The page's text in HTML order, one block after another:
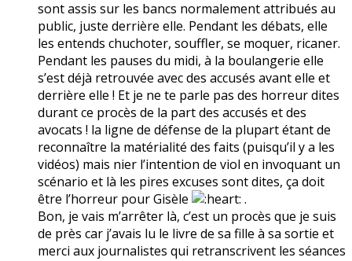
sont assis sur les bancs normalement attribués au
public, juste derrière elle. Pendant les débats, elle
les entends chuchoter, souffler, se moquer, ricaner.
Pendant les pauses du midi, à la boulangerie elle
s’est déjà retrouvée avec des accusés avant elle et
derrière elle ! Et je ne te parle pas des horreur dites
durant ce procès de la part des accusés et des
avocats ! la ligne de défense de la plupart étant de
reconnaître la matérialité des faits (puisqu’il y a les
vidéos) mais nier l’intention de viol en invoquant un
scénario et là les pires excuses sont dites, ça doit
être l’horreur pour Gisèle
.
Bon, je vais m’arrêter là, c’est un procès que je suis
de près car j’avais lu le livre de sa fille à sa sortie et
merci aux journalistes qui retranscrivent les séances